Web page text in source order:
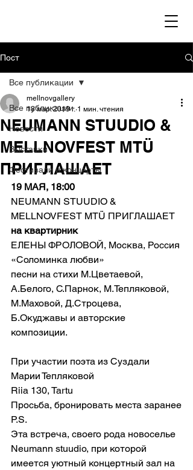
Пост
Все публикации
Новости
Выставки
Фестивали и концерты
Все публикации
NEUMANN STUUDIO &
MELLNOVFEST MTÜ
ПРИГЛАШАЕТ
mellnovgallery
18 мар. 2019 г. 1 мин. чтения
19 МАЯ, 18:00
NEUMANN STUUDIO &
MELLNOVFEST MTÜ ПРИГЛАШАЕТ
на квартирник
ЕЛЕНЫ ФРОЛОВОЙ, Москва, Россия
«Соломинка любви»
песни на стихи М.Цветаевой,
А.Белого, С.Парнок, М.Тепляковой,
М.Маховой, Д.Строцева,
Б.Окуджавы и авторские
композиции.
При участии поэта из Суздали
Марии Тепляковой
Riia 130, Tartu
Просьба, бронировать места заранее
P.S.
Эта встреча, своего рода новоселье
Neumann stuudio, при которой
имеется уютный концертный зал на